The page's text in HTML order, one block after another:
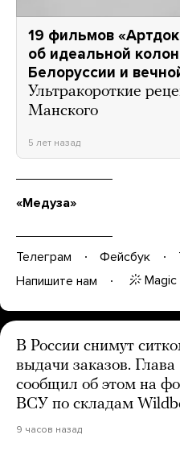
19 фильмов
об идеальной
Белоруссии и
Ультракороткие
Манского
5 лет назад
«Медуза»
Телеграм Фейсбук
Напишите нам
Magic
В России снимут
выдачи заказов.
сообщил об этом на
ВСУ по складам
9 часов назад